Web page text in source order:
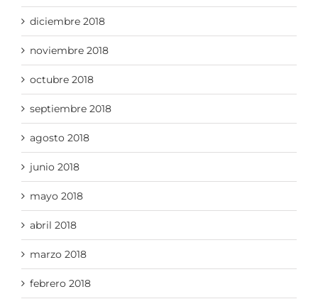
diciembre 2018
noviembre 2018
octubre 2018
septiembre 2018
agosto 2018
junio 2018
mayo 2018
abril 2018
marzo 2018
febrero 2018